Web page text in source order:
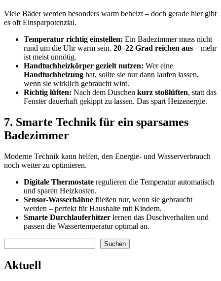
Viele Bäder werden besonders warm beheizt – doch gerade hier gibt
es oft Einsparpotenzial.
Temperatur richtig einstellen: Ein Badezimmer muss nicht
rund um die Uhr warm sein. 20–22 Grad reichen aus – mehr
ist meist unnötig.
Handtuchheizkörper gezielt nutzen: Wer eine
Handtuchheizung hat, sollte sie nur dann laufen lassen,
wenn sie wirklich gebraucht wird.
Richtig lüften: Nach dem Duschen kurz stoßlüften, statt das
Fenster dauerhaft gekippt zu lassen. Das spart Heizenergie.
7. Smarte Technik für ein sparsames
Badezimmer
Moderne Technik kann helfen, den Energie- und Wasserverbrauch
noch weiter zu optimieren.
Digitale Thermostate regulieren die Temperatur automatisch
und sparen Heizkosten.
Sensor-Wasserhähne fließen nur, wenn sie gebraucht
werden – perfekt für Haushalte mit Kindern.
Smarte Durchlauferhitzer lernen das Duschverhalten und
passen die Wassertemperatur optimal an.
Suchen
Aktuell